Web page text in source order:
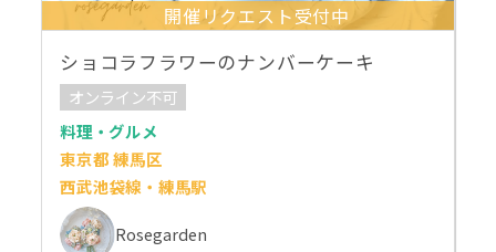
開催リクエスト受付中
ショコラフラワーのナンバーケーキ
オンライン不可
料理・グルメ
東京都 練馬区
西武池袋線・練馬駅
Rosegarden